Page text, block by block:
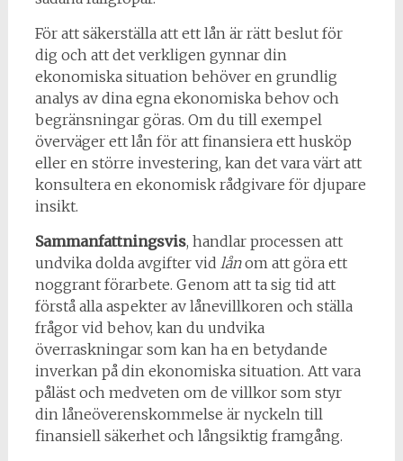
För att säkerställa att ett lån är rätt beslut för
dig och att det verkligen gynnar din
ekonomiska situation behöver en grundlig
analys av dina egna ekonomiska behov och
begränsningar göras. Om du till exempel
överväger ett lån för att finansiera ett husköp
eller en större investering, kan det vara värt att
konsultera en ekonomisk rådgivare för djupare
insikt.
Sammanfattningsvis, handlar processen att
undvika dolda avgifter vid lånom att göra ett
noggrant förarbete. Genom att ta sig tid att
förstå alla aspekter av lånevillkoren och ställa
frågor vid behov, kan du undvika
överraskningar som kan ha en betydande
inverkan på din ekonomiska situation. Att vara
påläst och medveten om de villkor som styr
din låneöverenskommelse är nyckeln till
finansiell säkerhet och långsiktig framgång.